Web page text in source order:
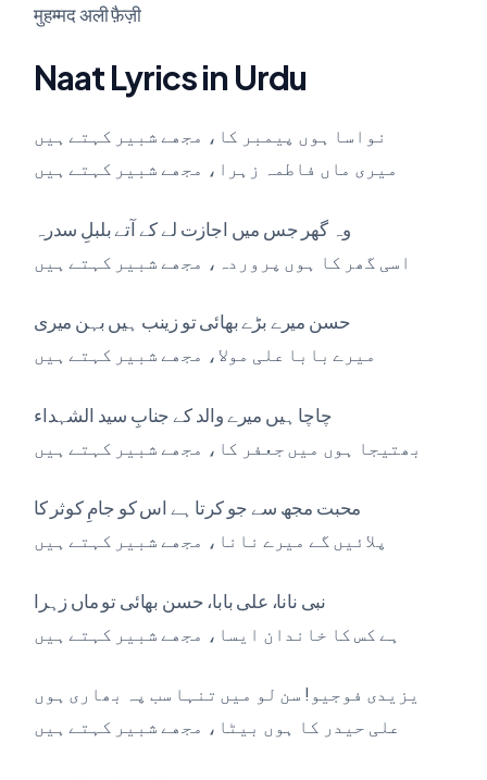
मुहम्मद अली फ़ैज़ी
Naat Lyrics in Urdu
نواسا ہوں پیمبر کا، مجھے شبیر کہتے ہیں
میری ماں فاطمہ زہرا، مجھے شبیر کہتے ہیں
وہ گھر جس میں اجازت لے کے آتے بلبلِ سدرہ
اسی گھر کا ہوں پروردہ، مجھے شبیر کہتے ہیں
حسن میرے بڑے بھائی تو زینب ہیں بہن میری
میرے بابا علی مولا، مجھے شبیر کہتے ہیں
چاچا ہیں میرے والد کے جنابِ سید الشہداء
بھتیجا ہوں میں جعفر کا، مجھے شبیر کہتے ہیں
محبت مجھ سے جو کرتا ہے اس کو جامِ کوثر کا
پلائیں گے میرے نانا، مجھے شبیر کہتے ہیں
نبی نانا، علی بابا، حسن بھائی تو ماں زہرا
ہے کس کا خاندان ایسا، مجھے شبیر کہتے ہیں
یزیدی فوجیو! سن لو میں تنہا سب پہ بھاری ہوں
علی حیدر کا ہوں بیٹا، مجھے شبیر کہتے ہیں